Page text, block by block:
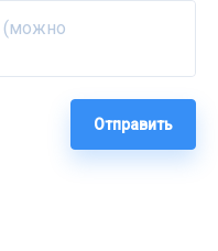
Отправить